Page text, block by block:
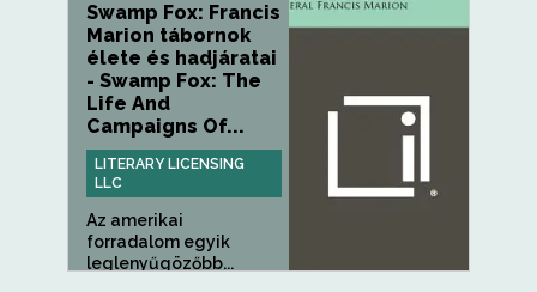
Swamp Fox: Francis
Marion tábornok
élete és hadjáratai
- Swamp Fox: The
Life And
Campaigns Of...
LITERARY LICENSING
LLC
Az amerikai
forradalom egyik
leglenyűgözőbb...